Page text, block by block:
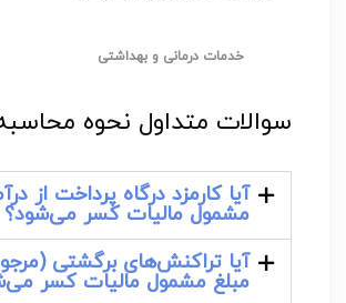
خدمات درمانی و بهداشتی
سوالات متداول نحوه
آیا کارمزد درگاه پرداخت از
مشمول مالیات کسر می‌شود؟
آیا تراکنش‌های برگشتی
مبلغ مشمول مالیات کسر